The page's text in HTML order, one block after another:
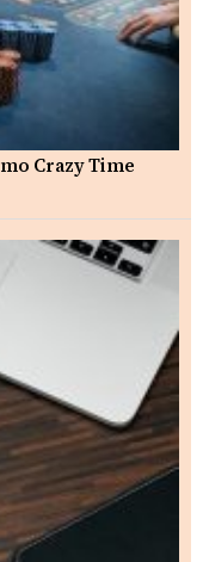
Crazy Time